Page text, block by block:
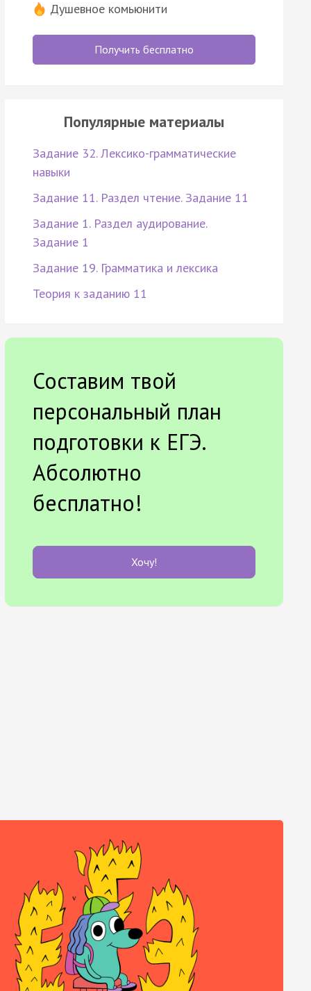
Душевное комьюнити
Получить бесплатно
Популярные материалы
Задание 32. Лексико-грамматические
навыки
Задание 11. Раздел чтение. Задание 11
Задание 1. Раздел аудирование.
Задание 1
Задание 19. Грамматика и лексика
Теория к заданию 11
Составим твой
персональный план
подготовки к ЕГЭ.
Абсолютно
бесплатно!
Хочу!